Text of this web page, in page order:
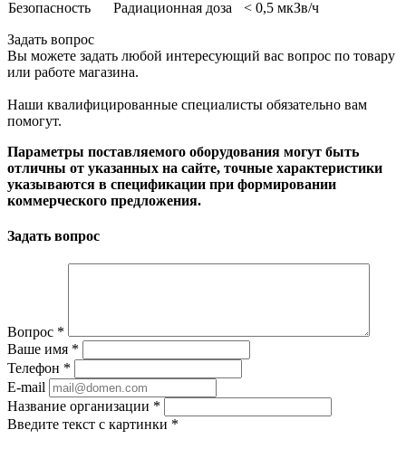
Безопасность Радиационная доза < 0,5 мкЗв/ч
Задать вопрос
Вы можете задать любой интересующий вас вопрос по товару
или работе магазина.
Наши квалифицированные специалисты обязательно вам
помогут.
Параметры поставляемого оборудования могут быть
отличны от указанных на сайте, точные характеристики
указываются в спецификации при формировании
коммерческого предложения.
Задать вопрос
Вопрос *
Ваше имя *
Телефон *
E-mail
Название организации *
Введите текст с картинки *